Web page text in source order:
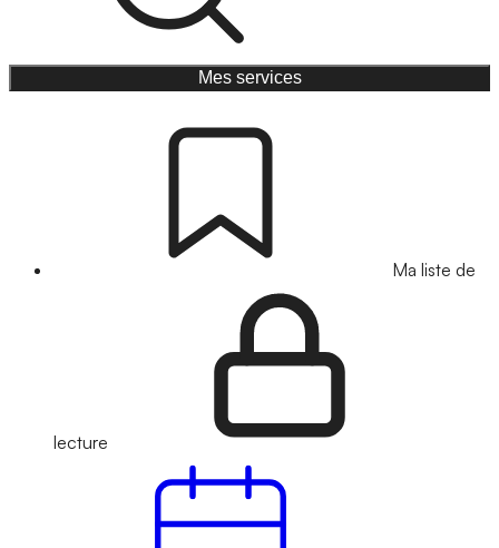
Mes services
Ma liste de
lecture